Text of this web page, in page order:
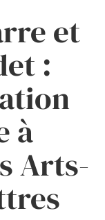
et
:
à
Arts-